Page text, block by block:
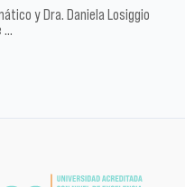
y Dra. Daniela Losiggio
…